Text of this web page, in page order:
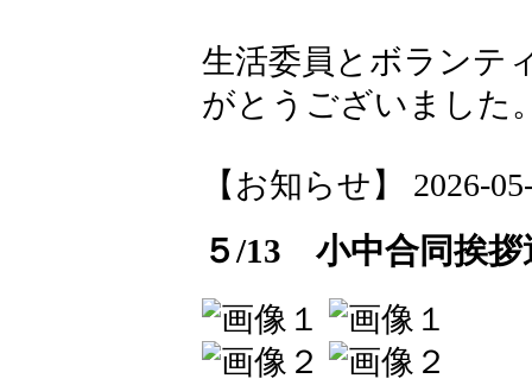
生活委員とボランテ
がとうございました
【お知らせ】 2026-
５/13 小中合同挨拶